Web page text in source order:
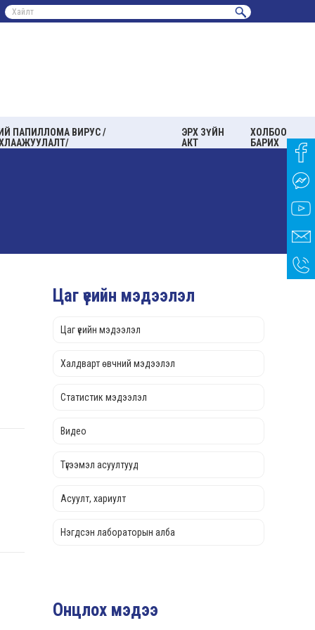
ПАПИЛЛОМА ВИРУС /
ЭРХ ЗҮЙН
АКТ
ХОЛБОО
БАРИХ
Цаг үеийн мэдээлэл
Цаг үеийн мэдээлэл
Халдварт өвчний мэдээлэл
Статистик мэдээлэл
Видео
Түгээмэл асуултууд
Асуулт, хариулт
Нэгдсэн лабораторын алба
Онцлох мэдээ